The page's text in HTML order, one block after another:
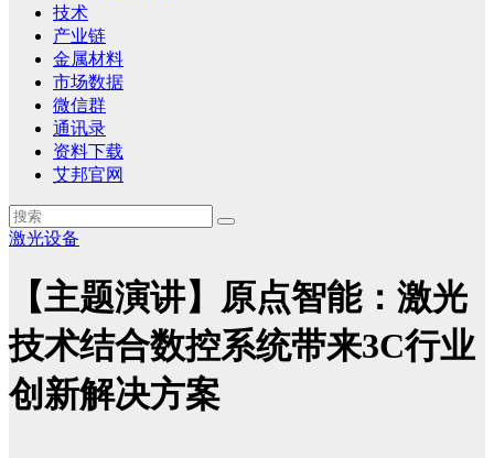
技术
产业链
金属材料
市场数据
微信群
通讯录
资料下载
艾邦官网
激光设备
【主题演讲】原点智能：激光
技术结合数控系统带来3C行业
创新解决方案